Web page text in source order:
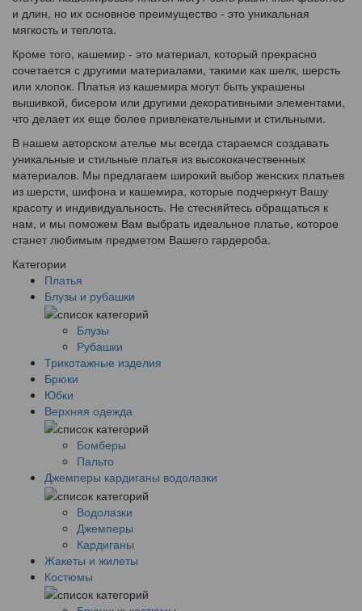
и длин, но их основное преимущество - это уникальная
мягкость и теплота.
Кроме того, кашемир - это материал, который прекрасно
сочетается с другими материалами, такими как шелк, шерсть
или хлопок. Платья из кашемира могут быть украшены
вышивкой, бисером или другими декоративными элементами,
что делает их еще более привлекательными и стильными.
В нашем авторском ателье мы всегда стараемся создавать
уникальные и стильные платья из высококачественных
материалов. Мы предлагаем широкий выбор женских платьев
из шерсти, шифона и кашемира, которые подчеркнут Вашу
красоту и индивидуальность. Не стесняйтесь обращаться к
нам, и мы поможем Вам выбрать идеальное платье, которое
станет любимым предметом Вашего гардероба.
Категории
Платья
Блузы и рубашки
Блузы
Рубашки
Трикотажные изделия
Брюки
Юбки
Верхняя одежда
Бомберы
Пальто
Джемперы кардиганы водолазки
Водолазки
Джемперы
Кардиганы
Жакеты и жилеты
Костюмы